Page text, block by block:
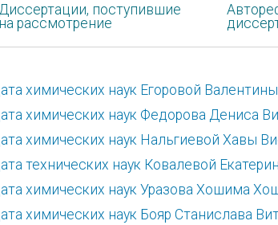
Диссертации, поступившие
на рассмотрение
химических наук Егоровой
химических наук Федорова Дениса
химических наук Нальгиевой Хавы
технических наук Ковалевой
химических наук Уразова Хошима
химических наук Бояр Станислава